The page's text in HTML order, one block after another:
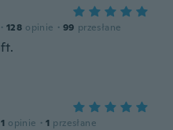
· 128 opinie · 99 przesłane
opinie · 1 przesłane